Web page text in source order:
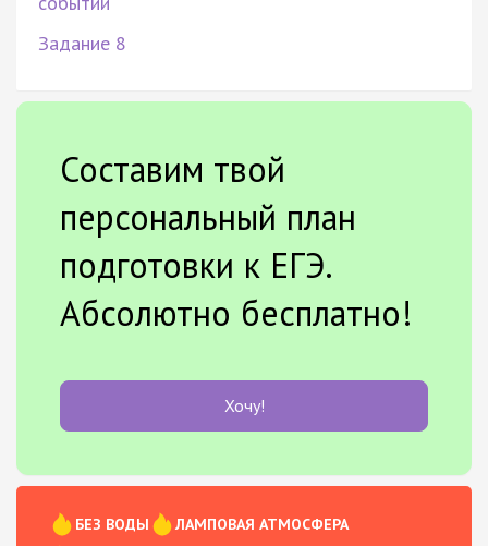
Задание 8
Составим твой
персональный план
подготовки к ЕГЭ.
Абсолютно бесплатно!
Хочу!
БЕЗ ВОДЫ
ЛАМПОВАЯ АТМОСФЕРА